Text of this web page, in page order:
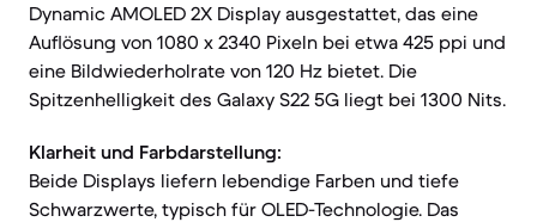
Dynamic AMOLED 2X Display ausgestattet, das eine
Auflösung von 1080 x 2340 Pixeln bei etwa 425 ppi und
eine Bildwiederholrate von 120 Hz bietet. Die
Spitzenhelligkeit des Galaxy S22 5G liegt bei 1300 Nits.
Klarheit und Farbdarstellung:
Beide Displays liefern lebendige Farben und tiefe
Schwarzwerte, typisch für OLED-Technologie. Das